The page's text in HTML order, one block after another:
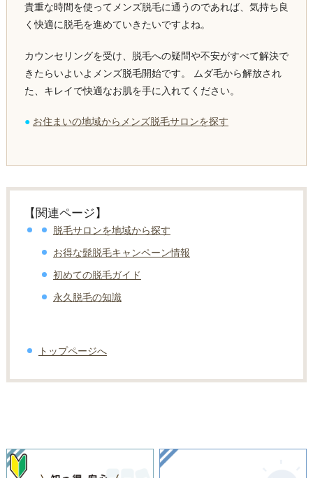
貴重な時間を使ってメンズ脱毛に通うのであれば、気持ち良
く快適に脱毛を進めていきたいですよね。
カウンセリングを受け、脱毛への疑問や不安がすべて解決で
きたらいよいよメンズ脱毛開始です。 ムダ毛から解放され
た、キレイで快適なお肌を手に入れてください。
● お住まいの地域からメンズ脱毛サロンを探す
【関連ページ】
脱毛サロンを地域から探す
お得な髭脱毛キャンペーン情報
初めての脱毛ガイド
永久脱毛の知識
トップページへ